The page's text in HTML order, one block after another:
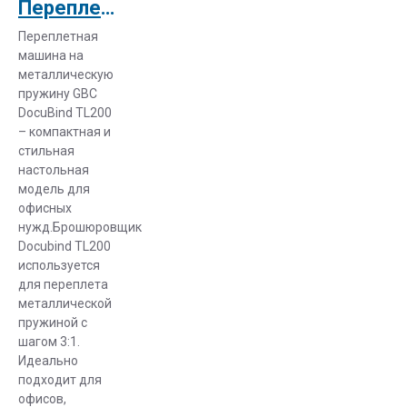
офисного
оборудования:
компактный
переплетчик
на
металлическую
пружину.
Металлическая
пружина в
брошюраторе-
переплетчике
гарантирует
прочное и
надежное
брошюрование
сшиваемых
материалов.
Кроме того,
Переплетная машина GBC Docubind TL 200
Переплетная
машина на
металлическую
пружину GBC
DocuBind TL200
– компактная и
стильная
настольная
модель для
офисных
нужд.Брошюровщик
Docubind TL200
используется
для переплета
металлической
пружиной с
шагом 3:1.
Идеально
подходит для
офисов,